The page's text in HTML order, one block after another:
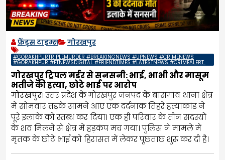
फ्रेंड्स टाइम्स गोरखपुर
#GORAKHPURTRIPLEMURDER #BREAKINGNEWS #UPNEWS #CRIMENEWS
#GORAKHPUR #FTNEWSDIGITAL #FRIENDTIMES #LATESTNEWS #CRIMEALERT
गोरखपुर ट्रिपल मर्डर से सनसनी: भाई, भाभी और मासूम
भतीजे की हत्या, छोटे भाई पर आरोप
गोरखपुर। उत्तर प्रदेश के गोरखपुर जनपद के बांसगांव थाना क्षेत्र
में सोमवार तड़के सामने आए एक दर्दनाक तिहरे हत्याकांड ने
पूरे इलाके को स्तब्ध कर दिया। एक ही परिवार के तीन सदस्यों
के शव मिलने से क्षेत्र में हड़कंप मच गया। पुलिस ने मामले में
मृतक के छोटे भाई को हिरासत में लेकर पूछताछ शुरू कर दी है।